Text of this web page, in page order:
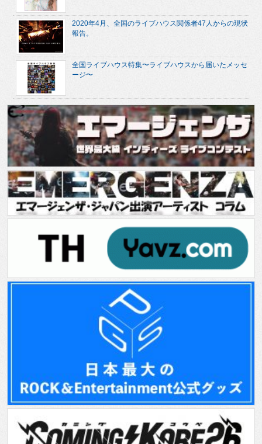
2020年4月、全国のライブハウス関係者47人からの現状
報告。
全国ライブハウス特集〜ライブハウスから届いたメッセ
ージ〜